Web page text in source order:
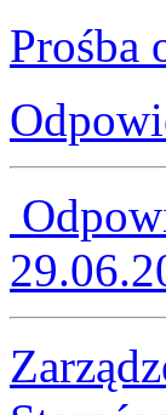
Prośba